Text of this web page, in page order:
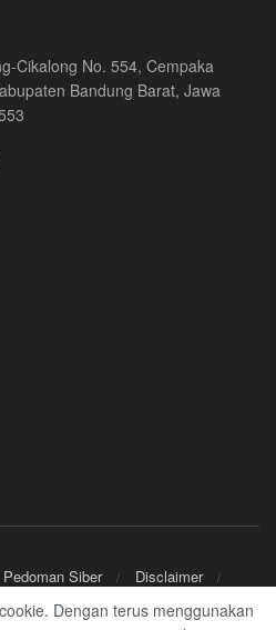
Cikalong No. 554, Cempaka
Bandung Barat, Jawa
Pedoman Siber
Disclaimer
Dengan terus menggunakan